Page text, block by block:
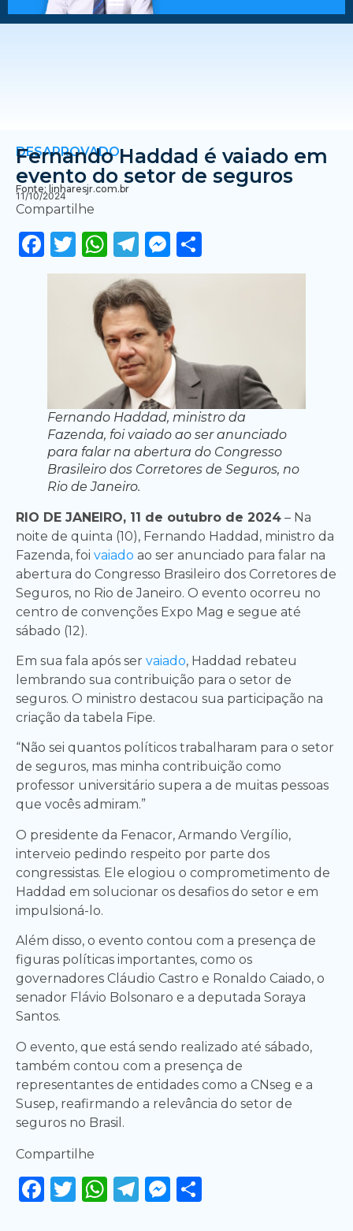
DESAPROVADO
Fernando Haddad é vaiado em
evento do setor de seguros
Fonte: linharesjr.com.br
11/10/2024
Compartilhe
Facebook
Twitter
WhatsApp
Telegram
Messenger
Fernando Haddad, ministro da
Fazenda, foi vaiado ao ser anunciado
para falar na abertura do Congresso
Brasileiro dos Corretores de Seguros, no
Rio de Janeiro.
RIO DE JANEIRO, 11 de outubro de 2024 – Na
noite de quinta (10), Fernando Haddad, ministro da
Fazenda, foi vaiado ao ser anunciado para falar na
abertura do Congresso Brasileiro dos Corretores de
Seguros, no Rio de Janeiro. O evento ocorreu no
centro de convenções Expo Mag e segue até
sábado (12).
Em sua fala após ser vaiado, Haddad rebateu
lembrando sua contribuição para o setor de
seguros. O ministro destacou sua participação na
criação da tabela Fipe.
“Não sei quantos políticos trabalharam para o setor
de seguros, mas minha contribuição como
professor universitário supera a de muitas pessoas
que vocês admiram.”
O presidente da Fenacor, Armando Vergílio,
interveio pedindo respeito por parte dos
congressistas. Ele elogiou o comprometimento de
Haddad em solucionar os desafios do setor e em
impulsioná-lo.
Além disso, o evento contou com a presença de
figuras políticas importantes, como os
governadores Cláudio Castro e Ronaldo Caiado, o
senador Flávio Bolsonaro e a deputada Soraya
Santos.
O evento, que está sendo realizado até sábado,
também contou com a presença de
representantes de entidades como a CNseg e a
Susep, reafirmando a relevância do setor de
seguros no Brasil.
Compartilhe
Facebook
Twitter
WhatsApp
Telegram
Messenger